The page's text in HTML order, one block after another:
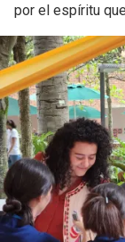
por el espíritu